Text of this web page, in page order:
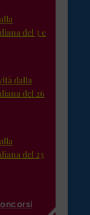
del 3 e
dalla
del 26
del 23